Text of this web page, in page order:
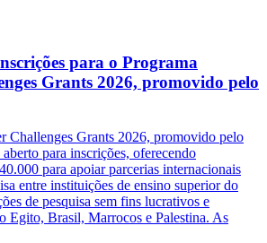
para o Programa
Grants 2026, promovido pelo
Challenges Grants 2026, promovido pelo
para inscrições, oferecendo
para apoiar parcerias internacionais
entre instituições de ensino superior do
de pesquisa sem fins lucrativos e
Egito, Brasil, Marrocos e Palestina. As